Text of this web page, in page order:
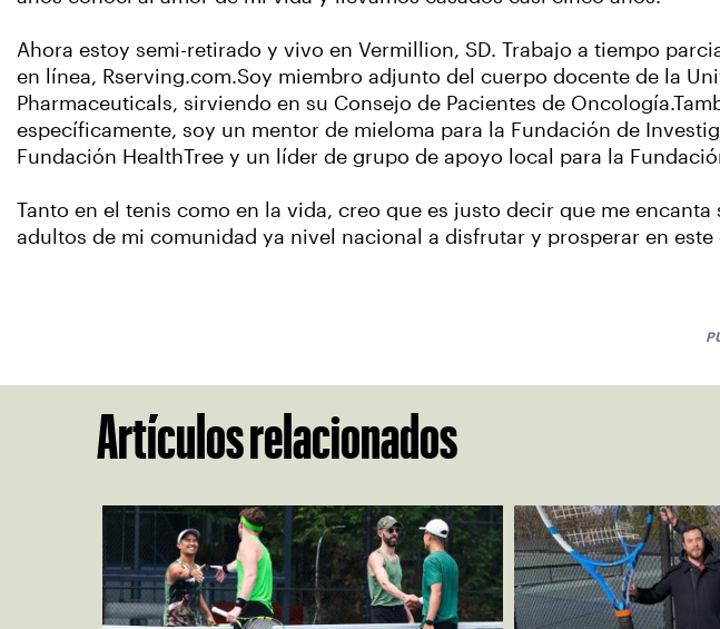
Ahora estoy semi-retirado y vivo en Vermillion, SD. Trabajo a tiempo
en línea, Rserving.com.Soy miembro adjunto del cuerpo docente de la
Pharmaceuticals, sirviendo en su Consejo de Pacientes de
específicamente, soy un mentor de mieloma para la Fundación de
Fundación HealthTree y un líder de grupo de apoyo local para la
Tanto en el tenis como en la vida, creo que es justo decir que me
adultos de mi comunidad ya nivel nacional a disfrutar y prosperar en este
Artículos relacionados